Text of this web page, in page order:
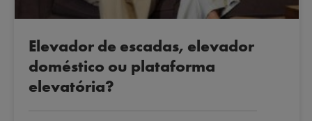
Elevador de escadas, elevador
doméstico ou plataforma
elevatória?